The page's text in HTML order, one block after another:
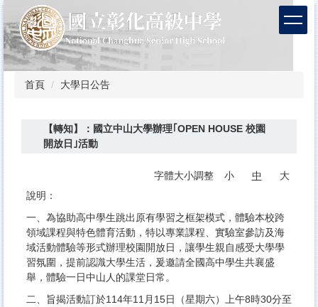
到
主
要
內
首頁 大學日公告
【轉知】：國立中山大學辦理｢OPEN HOUSE 校園
開放日｣活動
字體大小調整 小 中
大
說明：
一、為協助高中學生跳出原有學習之框架模式，體驗本校跨
領域課程與特色體育活動，特以專業課程、實驗室參訪及海
域活動體驗等形式辦理校園開放日，讓學生親自感受大學學
習氛圍，提前認識大學生活，爰邀請全國高中學生共襄盛
舉，體驗一日中山人的課堂日常。
二、旨揭活動訂於114年11月15日（星期六）上午8時30分至